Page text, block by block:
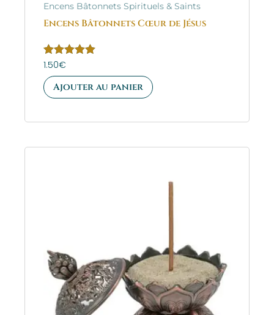
Encens Bâtonnets Spirituels & Saints
Encens Bâtonnets Cœur de Jésus
Note
5.00
sur 5
1.50€
Ajouter au panier